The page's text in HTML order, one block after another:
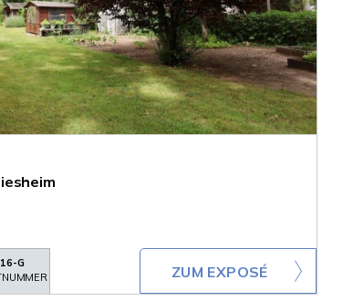
G
ZUM EXPOSÉ